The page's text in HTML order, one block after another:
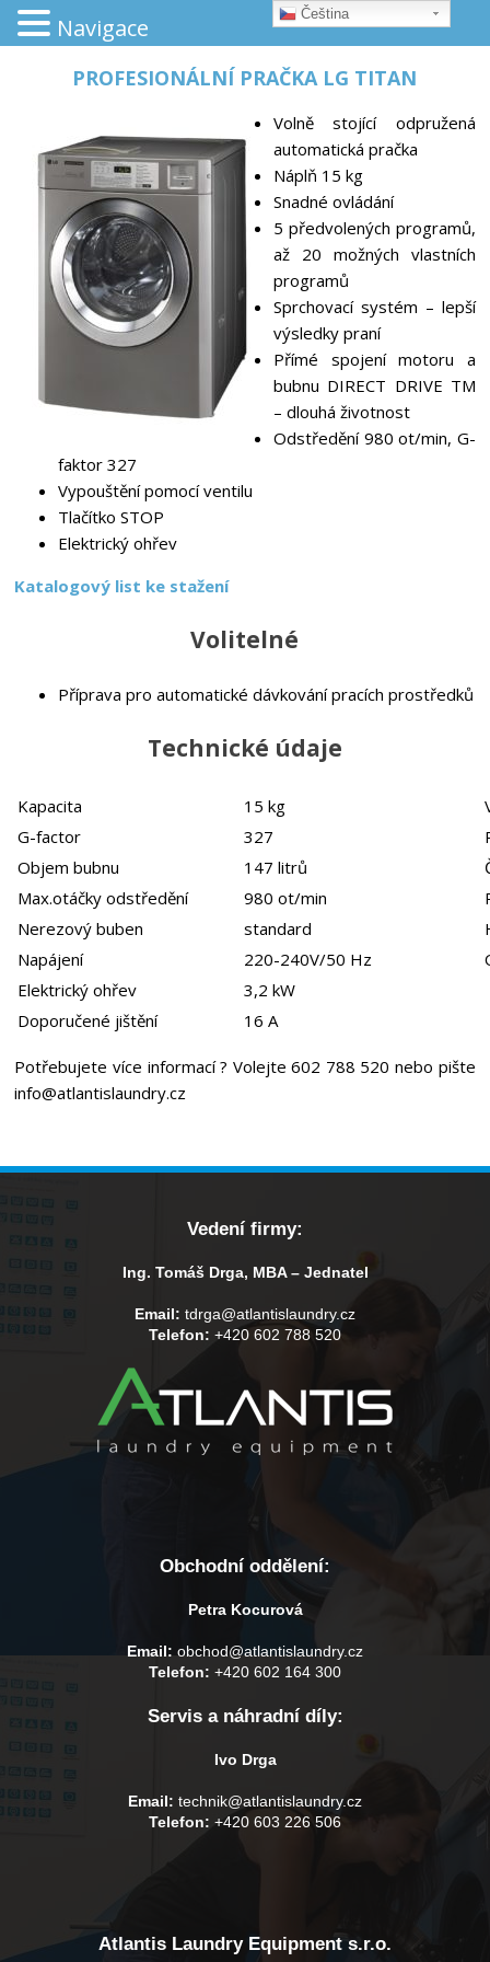
PROFESIONÁLNÍ PRAČKA LG TITAN
Volně stojící odpružená
automatická pračka
Náplň 15 kg
Snadné ovládání
5 předvolených programů,
až 20 možných vlastních
programů
Sprchovací systém – lepší
výsledky praní
Přímé spojení motoru a
bubnu DIRECT DRIVE TM
– dlouhá životnost
Odstředění 980 ot/min, G-
faktor 327
Vypouštění pomocí ventilu
Tlačítko STOP
Elektrický ohřev
Katalogový list ke stažení
Volitelné
Příprava pro automatické dávkování pracích prostředků
Technické údaje
Kapacita 15 kg
G-factor
327
Objem bubnu
147 litrů
Max.otáčky odstředění
980 ot/min
Nerezový buben
standard
Napájení
220-240V/50 Hz
Elektrický ohřev
3,2 kW
Doporučené jištění
16 A
Potřebujete více informací ? Volejte 602 788 520 nebo pište
info@atlantislaundry.cz
Čeština‎
Navigace
Vedení firmy:
Ing. Tomáš Drga, MBA – Jednatel
Email: tdrga@atlantislaundry.cz
Telefon: +420 602 788 520
Obchodní oddělení:
Petra Kocurová
Email: obchod@atlantislaundry.cz
Telefon: +420 602 164 300
Servis a náhradní díly:
Ivo Drga
Email: technik@atlantislaundry.cz
Telefon: +420 603 226 506
Atlantis Laundry Equipment s.r.o.